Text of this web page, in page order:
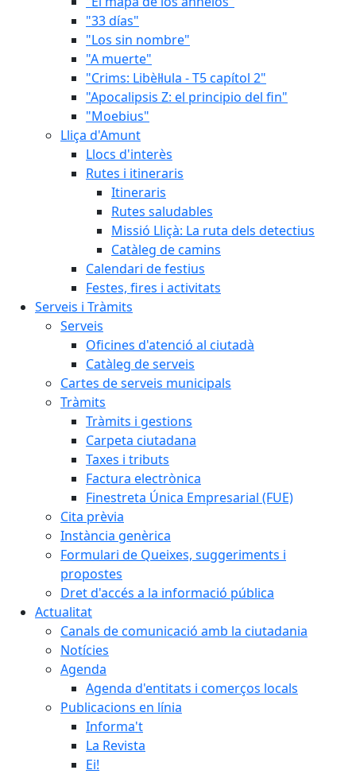
"33 días"
"Los sin nombre"
"A muerte"
"Crims: Libèl·lula - T5 capítol 2"
"Apocalipsis Z: el principio del fin"
"Moebius"
Lliça d'Amunt
Llocs d'interès
Rutes i itineraris
Itineraris
Rutes saludables
Missió Lliçà: La ruta dels detectius
Catàleg de camins
Calendari de festius
Festes, fires i activitats
Serveis i Tràmits
Serveis
Oficines d'atenció al ciutadà
Catàleg de serveis
Cartes de serveis municipals
Tràmits
Tràmits i gestions
Carpeta ciutadana
Taxes i tributs
Factura electrònica
Finestreta Única Empresarial (FUE)
Cita prèvia
Instància genèrica
Formulari de Queixes, suggeriments i
propostes
Dret d'accés a la informació pública
Actualitat
Canals de comunicació amb la ciutadania
Notícies
Agenda
Agenda d'entitats i comerços locals
Publicacions en línia
Informa't
La Revista
Ei!